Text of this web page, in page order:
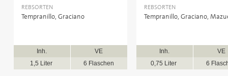
REBSORTEN
Tempranillo, Graciano
Inh.
VE
1,5 Liter
6 Flaschen
REBSORTEN
Tempranillo, Graciano,
Inh.
VE
0,75 Liter
6